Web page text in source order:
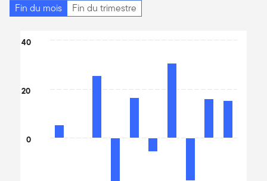
Fin du mois Fin du trimestre
The chart has 1 X axis displaying categories.
The chart has 1 Y axis displaying values. Data ranges from -
0
20
40